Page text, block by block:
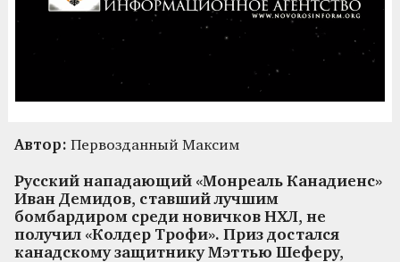
Автор: Первозданный Максим
Русский нападающий «Монреаль Канадиенс»
Иван Демидов, ставший лучшим
бомбардиром среди новичков НХЛ, не
получил «Колдер Трофи». Приз достался
канадскому защитнику Мэттью Шеферу,